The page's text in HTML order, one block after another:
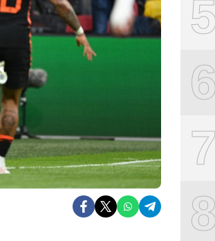
6
7
8